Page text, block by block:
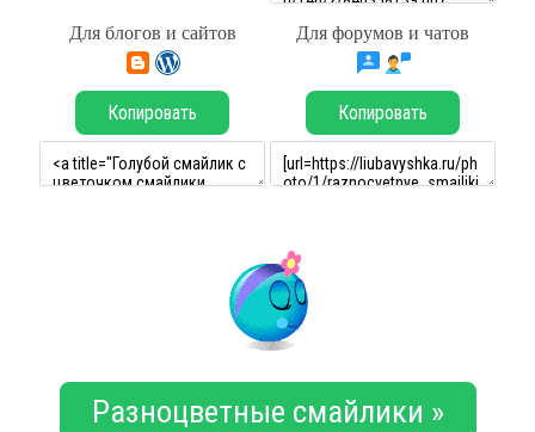
Для блогов и сайтов Для форумов и чатов
Копировать Копировать
Разноцветные смайлики »